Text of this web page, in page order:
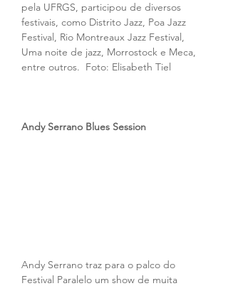
pela UFRGS, participou de diversos
festivais, como Distrito Jazz, Poa Jazz
Festival, Rio Montreaux Jazz Festival,
Uma noite de jazz, Morrostock e Meca,
entre outros.  Foto: Elisabeth Tiel
Andy Serrano Blues Session
Andy Serrano traz para o palco do
Festival Paralelo um show de muita